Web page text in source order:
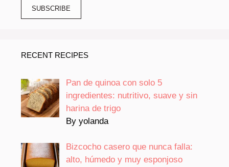
RECENT RECIPES
Pan de quinoa con solo 5
ingredientes: nutritivo, suave y sin
harina de trigo
By yolanda
Bizcocho casero que nunca falla:
alto, húmedo y muy esponjoso